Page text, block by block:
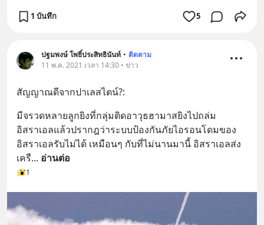
1 บันทึก 5
ปฐมพงษ์ โพธิ์ประสิทธินันท์ • ติดตาม
11 พ.ค. 2021 เวลา 14:30 • ข่าว
สัญญาณดีจากปาเลสไตน์?:
มีจรวดหลายลูกยิงที่กลุ่มติดอาวุธฮามาสยิงไปถล่ม
อิสราเอลแล้วปรากฎว่าระบบป้องกันภัยไอรอนโดมของ
อิสราเอลรับไม่ได้ เหมือนๆ กับที่ไม่นานมานี้ อิสราเอลส่ง
เครื... อ่านต่อ
1